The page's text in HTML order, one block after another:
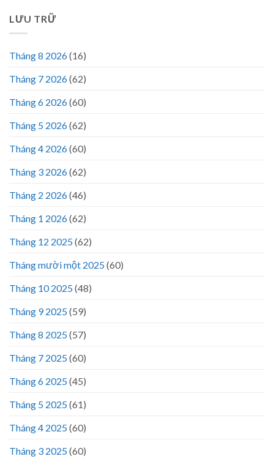
LƯU TRỮ
Tháng 8 2026(16)
Tháng 7 2026(62)
Tháng 6 2026(60)
Tháng 5 2026(62)
Tháng 4 2026(60)
Tháng 3 2026(62)
Tháng 2 2026(46)
Tháng 1 2026(62)
Tháng 12 2025(62)
Tháng mười một 2025(60)
Tháng 10 2025(48)
Tháng 9 2025(59)
Tháng 8 2025(57)
Tháng 7 2025(60)
Tháng 6 2025(45)
Tháng 5 2025(61)
Tháng 4 2025(60)
Tháng 3 2025(60)